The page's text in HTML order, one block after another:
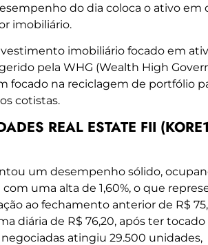
do dia coloca o ativo em
imobiliário.
imobiliário focado em
pela WHG (Wealth High
focado na reciclagem de portfólio
cotistas.
REAL ESTATE FII
um desempenho sólido,
uma alta de 1,60%, o que
ao fechamento anterior de R$
diária de R$ 76,20, após ter
negociadas atingiu 29.500 unidades,